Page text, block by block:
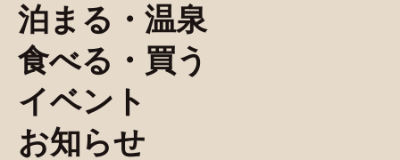
泊まる・温泉
食べる・買う
イベント
お知らせ